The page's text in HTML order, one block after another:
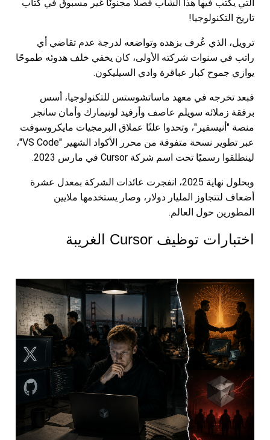
التي يكتب فيها هذا الشاب فصلاً مجنونًا غير مسبوق في كتاب
تاريخ التكنولوجيا!
ترويل، الذي عُرف بزهده وتواضعه لدرجة عدم تقاضي أي
راتب في سنوات شركته الأولى، كان يخفي خلف هدوئه طموحًا
يوازي جموح كبار عباقرة وادي السيليكون.
فبعد تخرجه في معهد ماساتشوستس للتكنولوجيا، أسس
برفقة زملائه سويلم عاصف وأرفيد لونيمارك وأمان سانجر
منصة "أنيسفير"، وتحدوا علنًا عملاق البرمجيات مايكروسوفت
عبر تطوير نسخة متفوقة من محرر الأكواد الشهير "VS Code"،
لينطلقوا رسميًا تحت اسم شركة Cursor في مارس 2023.
وبحلول نهاية 2025، انفجرت عائدات الشركة بمعدل عشرة
أضعاف لتتجاوز المليار دولار، وصار يستخدمها ملايين
المطورين حول العالم.
اختبارات توظيف Cursor الغريبة